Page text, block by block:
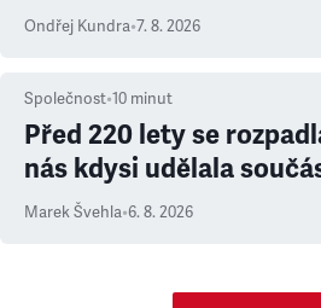
Ondřej Kundra•7. 8. 2026
Společnost•10 minut
Před 220 lety se
nás kdysi udělala
Marek Švehla•6. 8. 2026